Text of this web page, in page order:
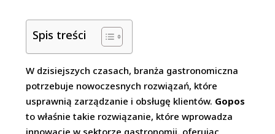
Spis treści
W dzisiejszych czasach, branża gastronomiczna
potrzebuje nowoczesnych rozwiązań, które
usprawnią zarządzanie i obsługę klientów. Gopos
to właśnie takie rozwiązanie, które wprowadza
innowacje w sektorze gastronomii, oferując